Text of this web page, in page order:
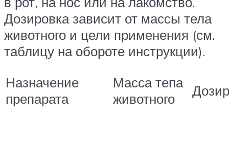
Дозировка зависит от массы тела
животного и цели применения (см.
таблицу на обороте инструкции).
Назначение
препарата
Масса тепа
животного